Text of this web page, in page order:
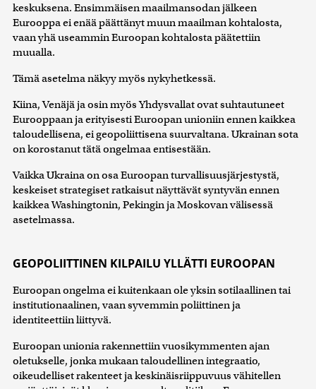
keskuksena. Ensimmäisen maailmansodan jälkeen
Eurooppa ei enää päättänyt muun maailman kohtalosta,
vaan yhä useammin Euroopan kohtalosta päätettiin
muualla.
Tämä asetelma näkyy myös nykyhetkessä.
Kiina, Venäjä ja osin myös Yhdysvallat ovat suhtautuneet
Eurooppaan ja erityisesti Euroopan unioniin ennen kaikkea
taloudellisena, ei geopoliittisena suurvaltana. Ukrainan sota
on korostanut tätä ongelmaa entisestään.
Vaikka Ukraina on osa Euroopan turvallisuusjärjestystä,
keskeiset strategiset ratkaisut näyttävät syntyvän ennen
kaikkea Washingtonin, Pekingin ja Moskovan välisessä
asetelmassa.
GEOPOLIITTINEN KILPAILU YLLÄTTI EUROOPAN
Euroopan ongelma ei kuitenkaan ole yksin sotilaallinen tai
institutionaalinen, vaan syvemmin poliittinen ja
identiteettiin liittyvä.
Euroopan unionia rakennettiin vuosikymmenten ajan
oletukselle, jonka mukaan taloudellinen integraatio,
oikeudelliset rakenteet ja keskinäisriippuvuus vähitellen